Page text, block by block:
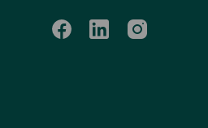
facebooklinkedininstagram